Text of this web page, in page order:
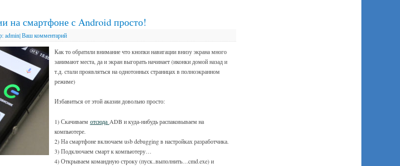
на смартфоне с Android просто!
admin| Ваш комментарий
Как то обратили внимание что кнопки навигации внизу экрана много
занимают места, да и экран выгорать начинает (иконки домой назад и
т.д. стали проявляться на однотонных страницах в полноэкранном
режиме)
Избавиться от этой аказии довольно просто:
1) Скачиваем отсюда ADB и куда-нибудь распаковываем на
компьютере.
2) На смартфоне включаем usb debugging в настройках разработчика.
3) Подключаем смарт к компьютеру…
4) Открываем командную строку (пуск..выполнить…cmd.exe) и